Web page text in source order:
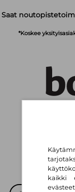
Saat
*Koskee
kaikki